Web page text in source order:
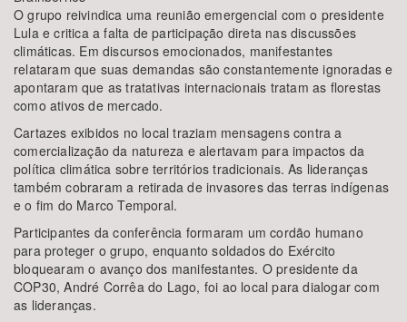
BUSCAR
O grupo reivindica uma reunião emergencial com o presidente
Lula e critica a falta de participação direta nas discussões
climáticas. Em discursos emocionados, manifestantes
relataram que suas demandas são constantemente ignoradas e
apontaram que as tratativas internacionais tratam as florestas
como ativos de mercado.
Cartazes exibidos no local traziam mensagens contra a
comercialização da natureza e alertavam para impactos da
política climática sobre territórios tradicionais. As lideranças
também cobraram a retirada de invasores das terras indígenas
e o fim do Marco Temporal.
Participantes da conferência formaram um cordão humano
para proteger o grupo, enquanto soldados do Exército
bloquearam o avanço dos manifestantes. O presidente da
COP30, André Corrêa do Lago, foi ao local para dialogar com
as lideranças.